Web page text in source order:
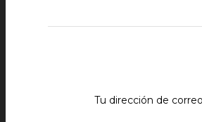
Tu dirección de